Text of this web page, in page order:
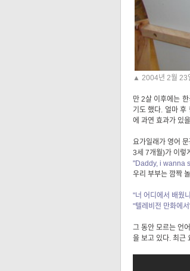
▲ 2004년 2월 23
만 2살 이후에는
기도 했다. 얼마 후
에 과연 효과가 있
요가일래가 영어
3세 7개월)가 이렇
"Daddy, i wanna
우리 부부는 깜짝
"너 어디에서 배웠
"텔레비전 만화에
그 동안 모르는 언
을 보고 있다. 최근